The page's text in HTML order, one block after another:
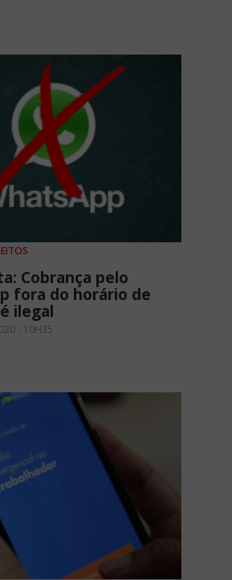
Cobrança pelo
fora do horário de
ilegal
- 10H35